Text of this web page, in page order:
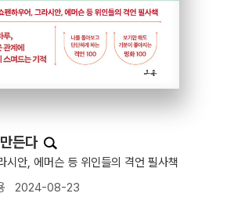
든다
시안, 에머슨 등 위인들의 격언 필사책
2024-08-23